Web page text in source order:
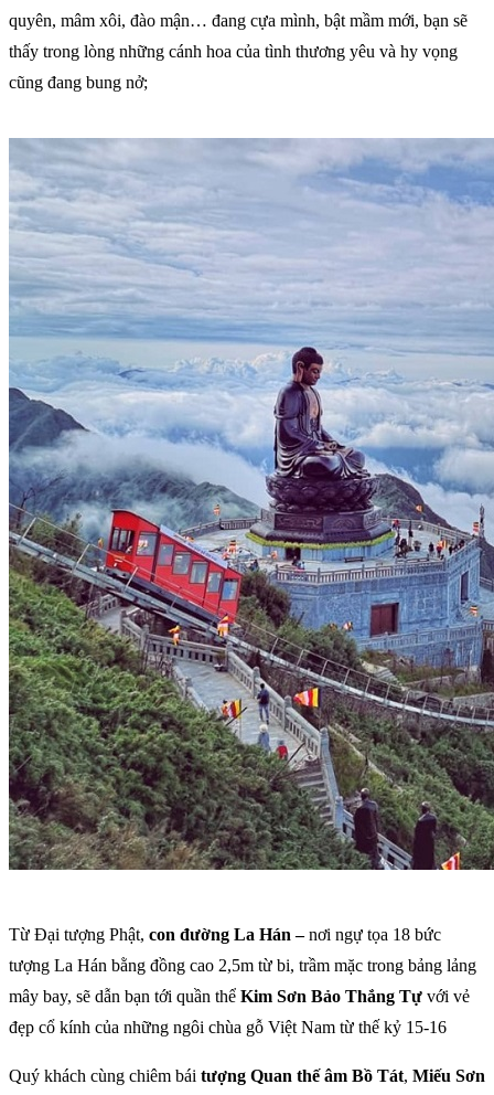
quyên, mâm xôi, đào mận… đang cựa mình, bật mầm mới, bạn sẽ
thấy trong lòng những cánh hoa của tình thương yêu và hy vọng
cũng đang bung nở;
Từ Đại tượng Phật, con đường La Hán –nơi ngự tọa 18 bức
tượng La Hán bằng đồng cao 2,5m từ bi, trầm mặc trong bảng lảng
mây bay, sẽ dẫn bạn tới quần thể Kim Sơn Bảo Thắng Tự với vẻ
đẹp cổ kính của những ngôi chùa gỗ Việt Nam từ thế kỷ 15-16
Quý khách cùng chiêm bái tượng Quan thế âm Bồ Tát, Miếu Sơn